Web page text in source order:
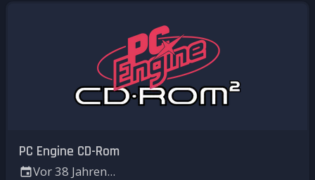
PC Engine CD-Rom
Vor 38 Jahren...